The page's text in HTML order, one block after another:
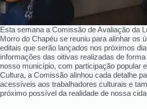
Esta semana a Comissão de Avaliação da
Morro do Chapéu se reuniu para alinhar os
editais que serão lançados nos próximos
informações das oitivas realizadas de
nosso município, com participação popular
Cultura, a Comissão alinhou cada detalhe
acessíveis aos trabalhadores culturais e
próximo possível da realidade de nossa